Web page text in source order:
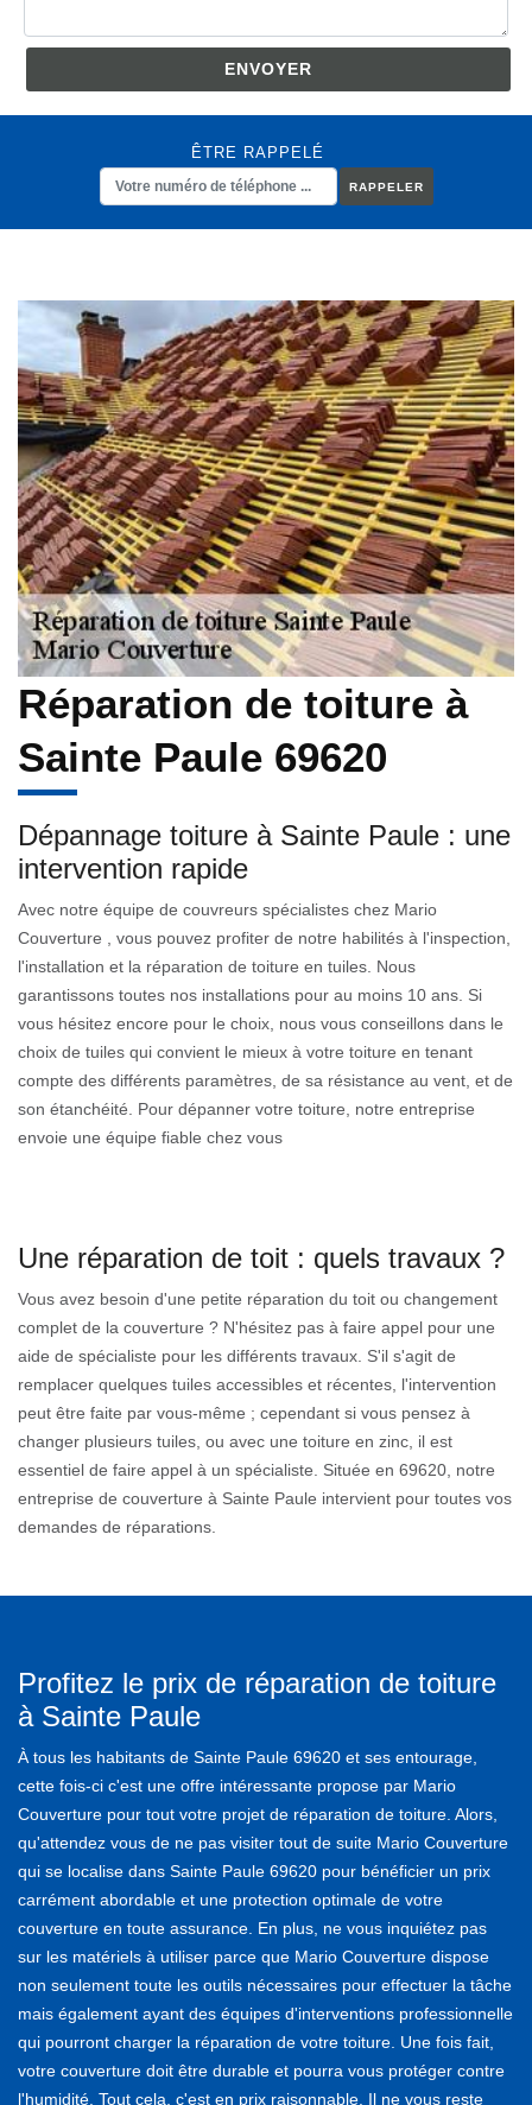
ÊTRE RAPPELÉ
Réparation de toiture à
Sainte Paule 69620
Dépannage toiture à Sainte Paule : une
intervention rapide
Avec notre équipe de couvreurs spécialistes chez Mario
Couverture , vous pouvez profiter de notre habilités à l'inspection,
l'installation et la réparation de toiture en tuiles. Nous
garantissons toutes nos installations pour au moins 10 ans. Si
vous hésitez encore pour le choix, nous vous conseillons dans le
choix de tuiles qui convient le mieux à votre toiture en tenant
compte des différents paramètres, de sa résistance au vent, et de
son étanchéité. Pour dépanner votre toiture, notre entreprise
envoie une équipe fiable chez vous
Une réparation de toit : quels travaux ?
Vous avez besoin d'une petite réparation du toit ou changement
complet de la couverture ? N'hésitez pas à faire appel pour une
aide de spécialiste pour les différents travaux. S'il s'agit de
remplacer quelques tuiles accessibles et récentes, l'intervention
peut être faite par vous-même ; cependant si vous pensez à
changer plusieurs tuiles, ou avec une toiture en zinc, il est
essentiel de faire appel à un spécialiste. Située en 69620, notre
entreprise de couverture à Sainte Paule intervient pour toutes vos
demandes de réparations.
Profitez le prix de réparation de toiture
à Sainte Paule
À tous les habitants de Sainte Paule 69620 et ses entourage,
cette fois-ci c'est une offre intéressante propose par Mario
Couverture pour tout votre projet de réparation de toiture. Alors,
qu'attendez vous de ne pas visiter tout de suite Mario Couverture
qui se localise dans Sainte Paule 69620 pour bénéficier un prix
carrément abordable et une protection optimale de votre
couverture en toute assurance. En plus, ne vous inquiétez pas
sur les matériels à utiliser parce que Mario Couverture dispose
non seulement toute les outils nécessaires pour effectuer la tâche
mais également ayant des équipes d'interventions professionnelle
qui pourront charger la réparation de votre toiture. Une fois fait,
votre couverture doit être durable et pourra vous protéger contre
l'humidité. Tout cela, c'est en prix raisonnable. Il ne vous reste